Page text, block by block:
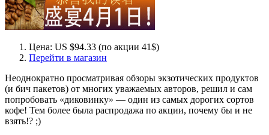
Цена: US $94.33 (по акции 41$)
Перейти в магазин
Неоднократно просматривая обзоры экзотических продуктов
(и бич пакетов) от многих уважаемых авторов, решил и сам
попробовать «диковинку» — один из самых дорогих сортов
кофе! Тем более была распродажа по акции, почему бы и не
взять!? ;)